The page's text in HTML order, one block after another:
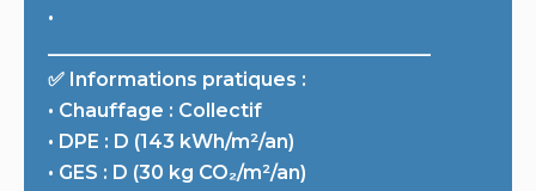
•
________________________________________
✅ Informations pratiques :
• Chauffage : Collectif
• DPE : D (143 kWh/m²/an)
• GES : D (30 kg CO₂/m²/an)